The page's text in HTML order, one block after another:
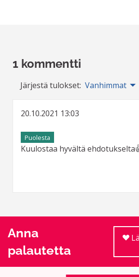
1 kommentti
Järjestä tulokset: Vanhimmat
20.10.2021 13:03
Puolesta
Kuulostaa hyvältä
Anna
palautetta